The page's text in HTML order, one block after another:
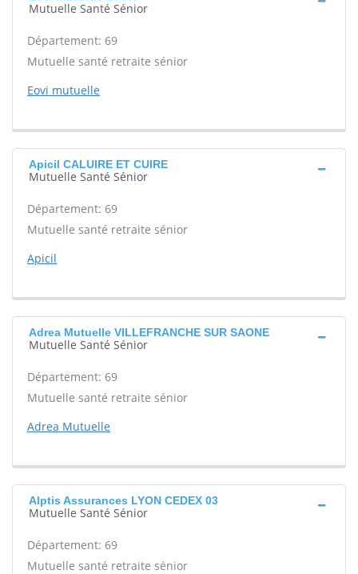
Mutuelle Santé Sénior
Département: 69
Mutuelle santé retraite sénior
Eovi mutuelle
Apicil CALUIRE ET CUIRE
Mutuelle Santé Sénior
Département: 69
Mutuelle santé retraite sénior
Apicil
Adrea Mutuelle VILLEFRANCHE SUR SAONE
Mutuelle Santé Sénior
Département: 69
Mutuelle santé retraite sénior
Adrea Mutuelle
Alptis Assurances LYON CEDEX 03
Mutuelle Santé Sénior
Département: 69
Mutuelle santé retraite sénior